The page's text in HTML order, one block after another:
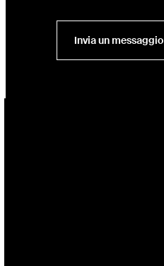
Invia un messaggio